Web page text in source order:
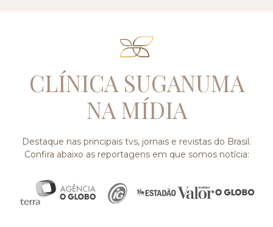
CLÍNICA SUGANUMA
NA MÍDIA
Destaque nas principais tvs, jornais e revistas do Brasil.
Confira abaixo as reportagens em que somos notícia: